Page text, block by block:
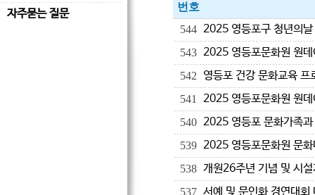
자주묻는 질문
번호
544 2025 영등포구 청년의날
543 2025 영등포문화원 원
542 영등포 건강 문화교육
541 2025 영등포문화원 원데
540 2025 영등포 문화가족
539 2025 영등포문화원 문
538 개원26주년 기념 및 시
537 서예 및 문인화 경연대회